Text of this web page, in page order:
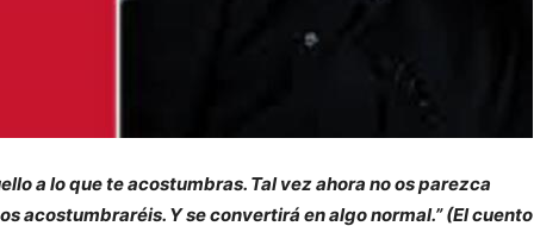
a lo que te acostumbras. Tal vez ahora no os parezca
acostumbraréis. Y se convertirá en algo normal.” (El cuento